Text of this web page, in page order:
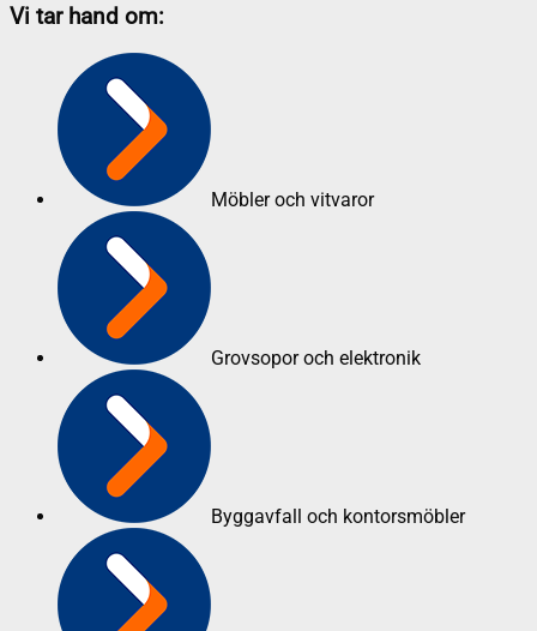
Vi tar hand om:
Möbler och vitvaror
Grovsopor och elektronik
Byggavfall och kontorsmöbler